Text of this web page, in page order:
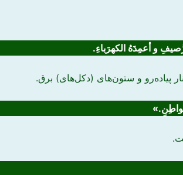
وأعمِدَهُ الکهرَباءِ.
پیاده‌رو و ستون‌های (دکل‌های) برق.